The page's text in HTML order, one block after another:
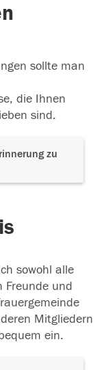
sollte man
die Ihnen
sind.
zu
sowohl alle
Freunde und
Mitgliedern
ein.